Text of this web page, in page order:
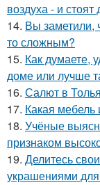
воздуха - и
14. Вы заметили,
то сложным?
15. Как думаете,
доме или лучше
16. Салют в
17. Какая мебель
18. Учёные
признаком
19. Делитесь
украшениями